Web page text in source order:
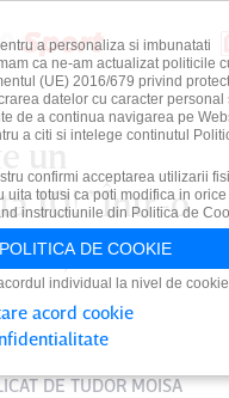
un
10! ”Într-o
şi i-a
DETUDOR MOISA
a personaliza si imbunatati
ca ne-am actualizat politicile
(UE) 2016/679 privind
datelor cu caracter personal
de a continua navigarea pe
a citi si intelege continutul
confirmi acceptarea utilizarii
totusi ca poti modifica in orice
instructiunile din Politica de
DE COOKIE
individual la nivel de
acord cookie